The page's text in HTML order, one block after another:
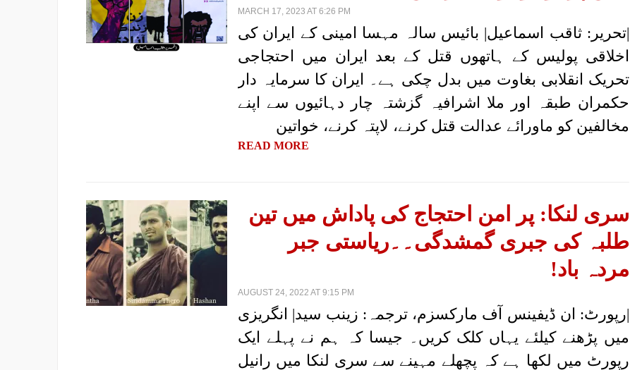
MARCH 17, 2023 AT 6:26 PM
|تحریر: ثاقب اسماعیل| بائیس سالہ مہسا امینی کے ایران کی
اخلاقی پولیس کے ہاتھوں قتل کے بعد ایران میں احتجاجی
تحریک انقلابی بغاوت میں بدل چکی ہے۔ ایران کا سرمایہ دار
حکمران طبقہ اور ملا اشرافیہ گزشتہ چار دہائیوں سے اپنے
مخالفین کو ماورائے عدالت قتل کرنے، لاپتہ کرنے، خواتین
READ MORE
سری لنکا: پر امن احتجاج کی پاداش میں تین
طلبہ کی جبری گمشدگی۔۔ریاستی جبر
مردہ باد!
AUGUST 24, 2022 AT 9:15 PM
|رپورٹ: ان ڈیفینس آف مارکسزم، ترجمہ: زینب سید| انگریزی
میں پڑھنے کیلئے یہاں کلک کریں۔ جیسا کہ ہم نے پہلے ایک
رپورٹ میں لکھا ہے کہ پچھلے مہینے سے سری لنکا میں رانیل